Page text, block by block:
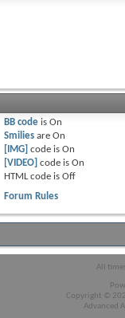
BB codeis On
Smiliesare On
[IMG] code is On
[VIDEO] code is On
HTML code is Off
Forum Rules
All
Copyright ©
Advanced